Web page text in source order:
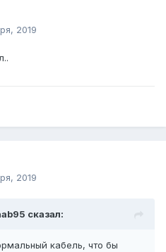
2019
2019
сказал:
кабель, что бы